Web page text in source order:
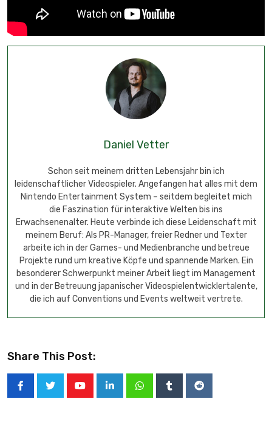
Daniel Vetter
Schon seit meinem dritten Lebensjahr bin ich
leidenschaftlicher Videospieler. Angefangen hat alles mit dem
Nintendo Entertainment System – seitdem begleitet mich
die Faszination für interaktive Welten bis ins
Erwachsenenalter. Heute verbinde ich diese Leidenschaft mit
meinem Beruf: Als PR-Manager, freier Redner und Texter
arbeite ich in der Games- und Medienbranche und betreue
Projekte rund um kreative Köpfe und spannende Marken. Ein
besonderer Schwerpunkt meiner Arbeit liegt im Management
und in der Betreuung japanischer Videospielentwicklertalente,
die ich auf Conventions und Events weltweit vertrete.
Share This Post: